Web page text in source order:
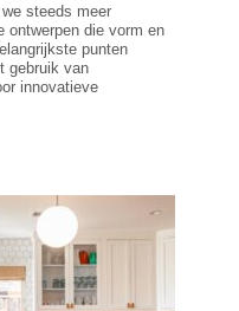
steeds meer
ontwerpen die vorm en
punten
gebruik van
innovatieve